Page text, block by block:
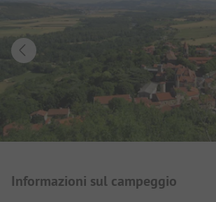
Informazioni sul campeggio